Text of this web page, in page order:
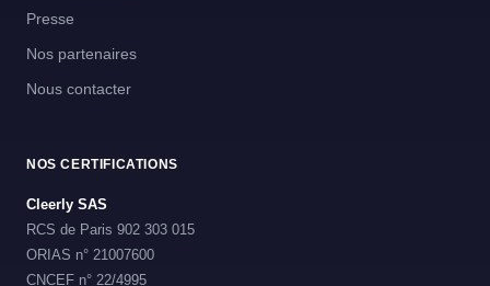
Presse
Nos partenaires
Nous contacter
NOS CERTIFICATIONS
Cleerly SAS
RCS de Paris 902 303 015
ORIAS n° 21007600
CNCEF n° 22/4995